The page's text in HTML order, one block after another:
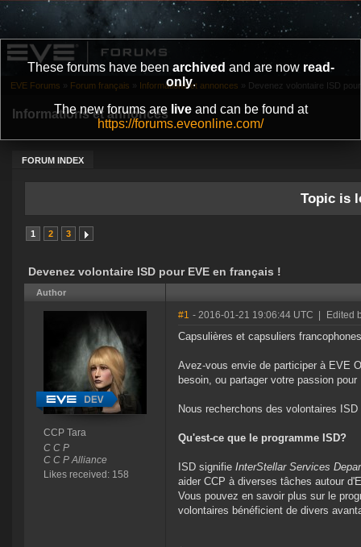
These forums have been archived and are now read-
only.
The new forums are liveand can be found at
https://forums.eveonline.com/
Informations et annonces
FORUM INDEX
EVE Forums » Forum français » Informations et annonces » Devenez volontaire ISD
Topic is
1 2 3
Devenez volontaire ISD pour EVE en français !
Author
CCP Tara
C C P
C C P Alliance
Likes received: 158
#1 - 2016-01-21 19:06:44 UTC Edited
Capsulières et capsuliers
Avez-vous envie de participer à EVE
besoin, ou partager votre passion
Nous recherchons des volontaires
Qu'est-ce que le programme ISD?
ISD signifie InterStellar Services
aider CCP à diverses tâches autour
Vous pouvez en savoir plus sur le
volontaires bénéficient de divers